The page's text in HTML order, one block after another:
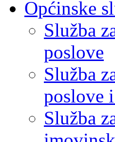
Općinske
Služba
poslove
Služba
poslove
Služba